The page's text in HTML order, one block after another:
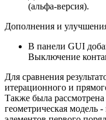
(альфа-версия).
Дополнения и
В панели GUI
Выключение
Для сравнения
итерационного и
Также была
геометрическая модель -